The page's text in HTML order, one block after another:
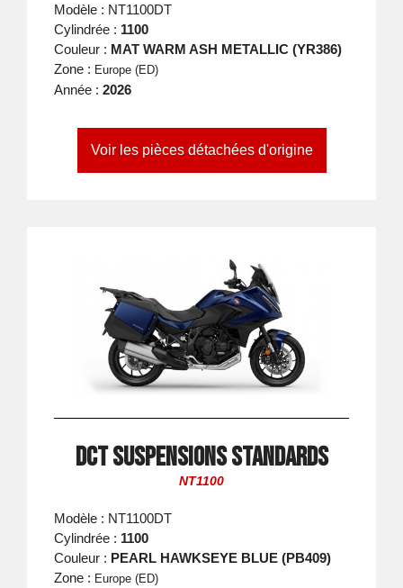
Modèle : NT1100DT
Cylindrée : 1100
Couleur : MAT WARM ASH METALLIC (YR386)
Zone : Europe (ED)
Année : 2026
Voir les pièces détachées d'origine
DCT suspensions standards
NT1100
Modèle : NT1100DT
Cylindrée : 1100
Couleur : PEARL HAWKSEYE BLUE (PB409)
Zone : Europe (ED)